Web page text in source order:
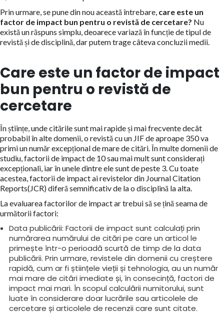
Prin urmare, se pune din nou această întrebare, care este un
factor de impact bun pentru o revistă de cercetare? Nu
există un răspuns simplu, deoarece variază în funcție de tipul de
revistă și de disciplină, dar putem trage câteva concluzii medii.
Care este un factor de impact
bun pentru o revistă de
cercetare
În științe, unde citările sunt mai rapide și mai frecvente decât
probabil în alte domenii, o revistă cu un JIF de aproape 350 va
primi un număr excepțional de mare de citări. În multe domenii de
studiu, factorii de impact de 10 sau mai mult sunt considerați
excepționali, iar în unele dintre ele sunt de peste 3. Cu toate
acestea, factorii de impact ai revistelor din Journal Citation
Reports(JCR) diferă semnificativ de la o disciplină la alta.
La evaluarea factorilor de impact ar trebui să se țină seama de
următorii factori:
Data publicării: Factorii de impact sunt calculați prin
numărarea numărului de citări pe care un articol le
primește într-o perioadă scurtă de timp de la data
publicării. Prin urmare, revistele din domenii cu creștere
rapidă, cum ar fi științele vieții și tehnologia, au un număr
mai mare de citări imediate și, în consecință, factori de
impact mai mari. În scopul calculării numitorului, sunt
luate în considerare doar lucrările sau articolele de
cercetare și articolele de recenzii care sunt citate.